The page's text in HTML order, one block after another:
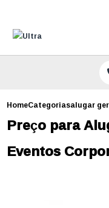
HomeCategoriasalugar
Preço para
Eventos